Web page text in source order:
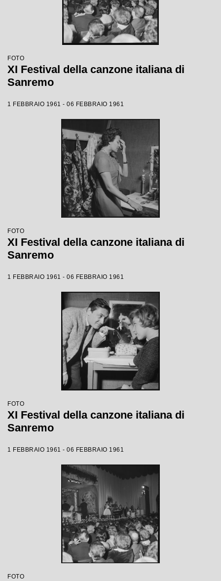
FOTO
XI Festival della canzone italiana di
Sanremo
1 FEBBRAIO 1961 - 06 FEBBRAIO 1961
FOTO
XI Festival della canzone italiana di
Sanremo
1 FEBBRAIO 1961 - 06 FEBBRAIO 1961
FOTO
XI Festival della canzone italiana di
Sanremo
1 FEBBRAIO 1961 - 06 FEBBRAIO 1961
FOTO